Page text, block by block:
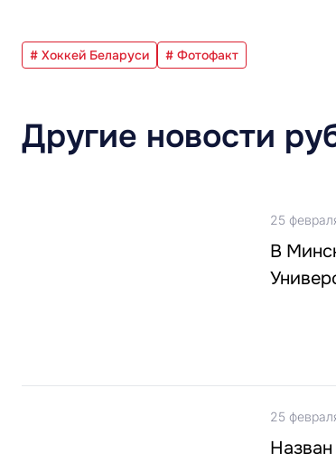
# Хоккей Беларуси # Фотофакт
Другие новости
25
В
25